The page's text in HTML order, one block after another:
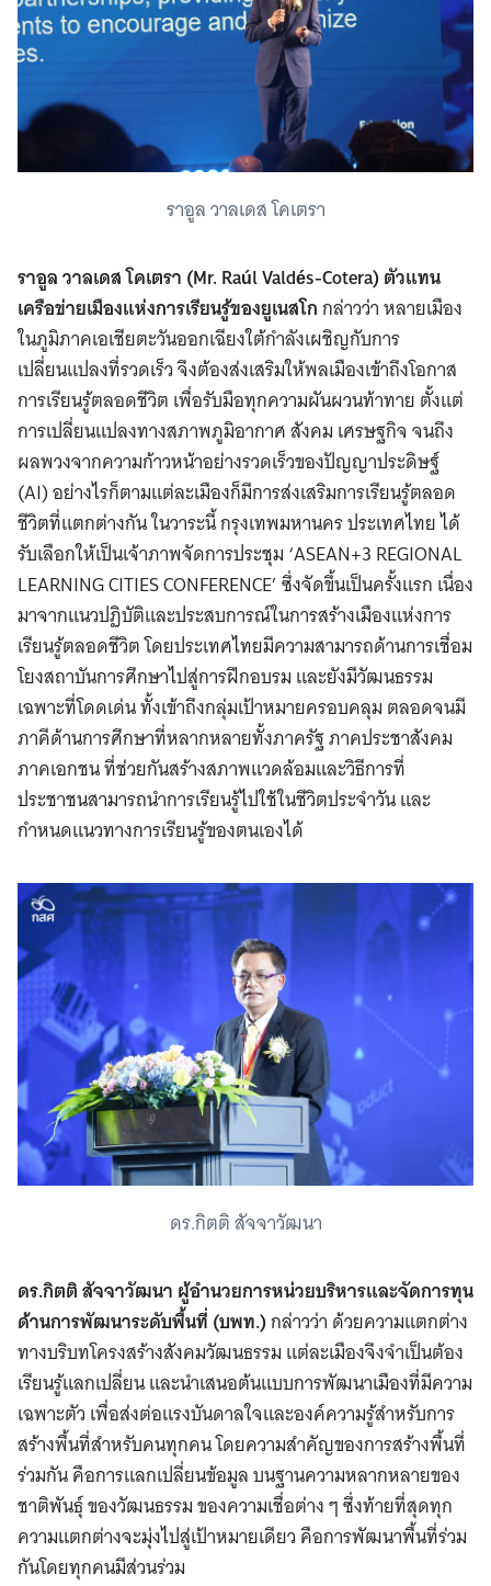
Search
ราอูล วาลเดส โคเตรา
ราอูล วาลเดส โคเตรา (Mr. Raúl Valdés-Cotera) ตัวแทน
เครือข่ายเมืองแห่งการเรียนรู้ของยูเนสโกกล่าวว่า หลายเมือง
ในภูมิภาคเอเชียตะวันออกเฉียงใต้กำลังเผชิญกับการ
เปลี่ยนแปลงที่รวดเร็ว จึงต้องส่งเสริมให้พลเมืองเข้าถึงโอกาส
การเรียนรู้ตลอดชีวิต เพื่อรับมือทุกความผันผวนท้าทาย ตั้งแต่
การเปลี่ยนแปลงทางสภาพภูมิอากาศ สังคม เศรษฐกิจ จนถึง
ผลพวงจากความก้าวหน้าอย่างรวดเร็วของปัญญาประดิษฐ์
(AI) อย่างไรก็ตามแต่ละเมืองก็มีการส่งเสริมการเรียนรู้ตลอด
ชีวิตที่แตกต่างกัน ในวาระนี้ กรุงเทพมหานคร ประเทศไทย ได้
รับเลือกให้เป็นเจ้าภาพจัดการประชุม ‘ASEAN+3 REGIONAL
LEARNING CITIES CONFERENCE’ ซึ่งจัดขึ้นเป็นครั้งแรก เนื่อง
มาจากแนวปฏิบัติและประสบการณ์ในการสร้างเมืองแห่งการ
เรียนรู้ตลอดชีวิต โดยประเทศไทยมีความสามารถด้านการเชื่อม
โยงสถาบันการศึกษาไปสู่การฝึกอบรม และยังมีวัฒนธรรม
เฉพาะที่โดดเด่น ทั้งเข้าถึงกลุ่มเป้าหมายครอบคลุม ตลอดจนมี
ภาคีด้านการศึกษาที่หลากหลายทั้งภาครัฐ ภาคประชาสังคม
ภาคเอกชน ที่ช่วยกันสร้างสภาพแวดล้อมและวิธีการที่
ประชาชนสามารถนำการเรียนรู้ไปใช้ในชีวิตประจำวัน และ
กำหนดแนวทางการเรียนรู้ของตนเองได้
ดร.กิตติ สัจจาวัฒนา
ดร.กิตติ สัจจาวัฒนา ผู้อำนวยการหน่วยบริหารและจัดการทุน
ด้านการพัฒนาระดับพื้นที่ (บพท.)กล่าวว่า ด้วยความแตกต่าง
ทางบริบทโครงสร้างสังคมวัฒนธรรม แต่ละเมืองจึงจำเป็นต้อง
เรียนรู้แลกเปลี่ยน และนำเสนอต้นแบบการพัฒนาเมืองที่มีความ
เฉพาะตัว เพื่อส่งต่อแรงบันดาลใจและองค์ความรู้สำหรับการ
สร้างพื้นที่สำหรับคนทุกคน โดยความสำคัญของการสร้างพื้นที่
ร่วมกัน คือการแลกเปลี่ยนข้อมูล บนฐานความหลากหลายของ
ชาติพันธุ์ ของวัฒนธรรม ของความเชื่อต่าง ๆ ซึ่งท้ายที่สุดทุก
ความแตกต่างจะมุ่งไปสู่เป้าหมายเดียว คือการพัฒนาพื้นที่ร่วม
กันโดยทุกคนมีส่วนร่วม